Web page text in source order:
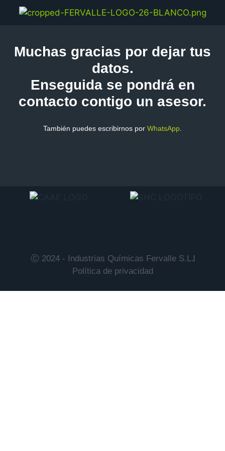
Muchas gracias por dejar tus
datos.
Enseguida se pondrá en
contacto contigo un asesor.
También puedes escribirnos por WhatsApp
Ⓒ 2024 - Industrias Químicas Fervalle S.L.
Política de privacidad